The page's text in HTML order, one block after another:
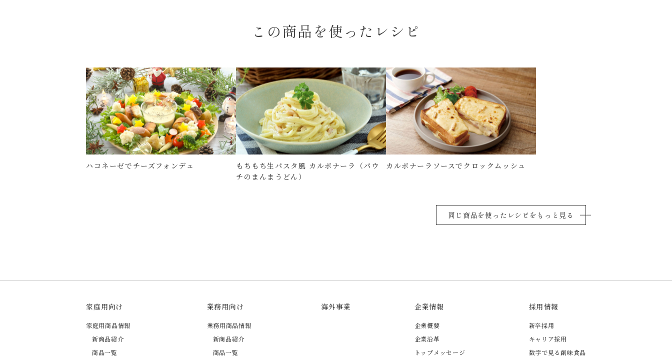
この商品を使ったレシピ
ハコネーゼでチーズフォンデュ
もちもち生パスタ風 カルボナーラ（パウ
チのまんまうどん）
カルボナーラソースでクロックムッシュ
同じ商品を使ったレシピをもっと見る
家庭用向け
家庭用商品情報
新商品紹介
商品一覧
業務用向け
業務用商品情報
新商品紹介
商品一覧
海外事業 企業情報
企業概要
企業沿革
トップメッセージ
採用情報
新卒採用
キャリア採用
数字で見る創味食品